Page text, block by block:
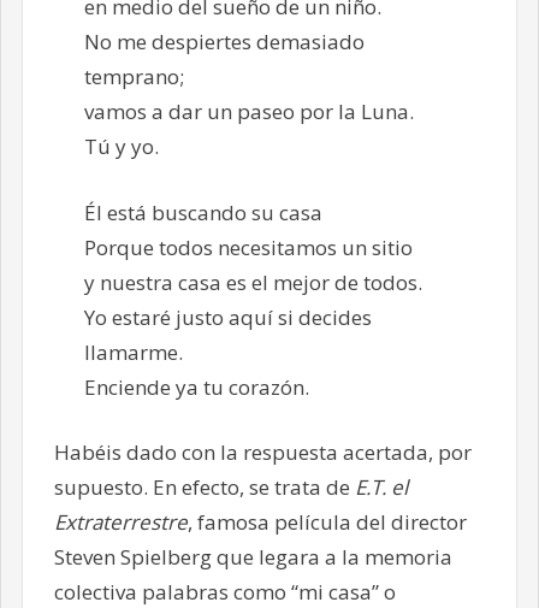
en medio del sueño de un niño.
No me despiertes demasiado
temprano;
vamos a dar un paseo por la Luna.
Tú y yo.
Él está buscando su casa
Porque todos necesitamos un sitio
y nuestra casa es el mejor de todos.
Yo estaré justo aquí si decides
llamarme.
Enciende ya tu corazón.
Habéis dado con la respuesta acertada, por
supuesto. En efecto, se trata de E.T. el
Extraterrestre, famosa película del director
Steven Spielberg que legara a la memoria
colectiva palabras como “mi casa” o